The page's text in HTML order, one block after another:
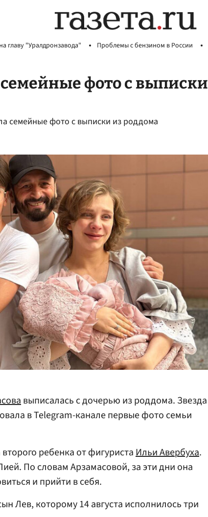
главу "Уралдронзавода" Проблемы с бензином в России
фото с выписки
семейные фото с выписки из роддома
выписалась с дочерью из роддома. Звезда
в Telegram-канале первые фото семьи
ребенка от фигуристаИльи Авербуха.
По словам Арзамасовой, за эти дни она
и прийти в себя.
Лев, которому 14 августа исполнилось три